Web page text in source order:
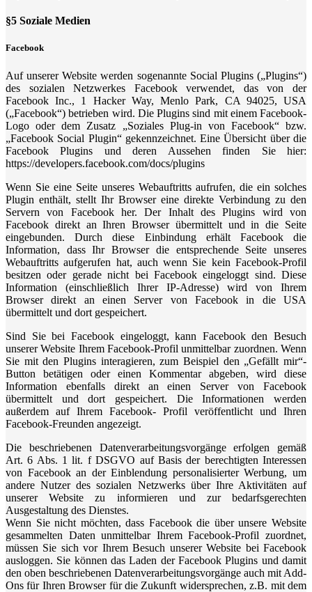
§5 Soziale Medien
Facebook
Auf unserer Website werden sogenannte Social Plugins („Plugins“)
des sozialen Netzwerkes Facebook verwendet, das von der
Facebook Inc., 1 Hacker Way, Menlo Park, CA 94025, USA
(„Facebook“) betrieben wird. Die Plugins sind mit einem Facebook-
Logo oder dem Zusatz „Soziales Plug-in von Facebook“ bzw.
„Facebook Social Plugin“ gekennzeichnet. Eine Übersicht über die
Facebook Plugins und deren Aussehen finden Sie hier:
https://developers.facebook.com/docs/plugins
Wenn Sie eine Seite unseres Webauftritts aufrufen, die ein solches
Plugin enthält, stellt Ihr Browser eine direkte Verbindung zu den
Servern von Facebook her. Der Inhalt des Plugins wird von
Facebook direkt an Ihren Browser übermittelt und in die Seite
eingebunden. Durch diese Einbindung erhält Facebook die
Information, dass Ihr Browser die entsprechende Seite unseres
Webauftritts aufgerufen hat, auch wenn Sie kein Facebook-Profil
besitzen oder gerade nicht bei Facebook eingeloggt sind. Diese
Information (einschließlich Ihrer IP-Adresse) wird von Ihrem
Browser direkt an einen Server von Facebook in die USA
übermittelt und dort gespeichert.
Sind Sie bei Facebook eingeloggt, kann Facebook den Besuch
unserer Website Ihrem Facebook-Profil unmittelbar zuordnen. Wenn
Sie mit den Plugins interagieren, zum Beispiel den „Gefällt mir“-
Button betätigen oder einen Kommentar abgeben, wird diese
Information ebenfalls direkt an einen Server von Facebook
übermittelt und dort gespeichert. Die Informationen werden
außerdem auf Ihrem Facebook- Profil veröffentlicht und Ihren
Facebook-Freunden angezeigt.
Die beschriebenen Datenverarbeitungsvorgänge erfolgen gemäß
Art. 6 Abs. 1 lit. f DSGVO auf Basis der berechtigten Interessen
von Facebook an der Einblendung personalisierter Werbung, um
andere Nutzer des sozialen Netzwerks über Ihre Aktivitäten auf
unserer Website zu informieren und zur bedarfsgerechten
Ausgestaltung des Dienstes.
Wenn Sie nicht möchten, dass Facebook die über unsere Website
gesammelten Daten unmittelbar Ihrem Facebook-Profil zuordnet,
müssen Sie sich vor Ihrem Besuch unserer Website bei Facebook
ausloggen. Sie können das Laden der Facebook Plugins und damit
den oben beschriebenen Datenverarbeitungsvorgänge auch mit Add-
Ons für Ihren Browser für die Zukunft widersprechen, z.B. mit dem